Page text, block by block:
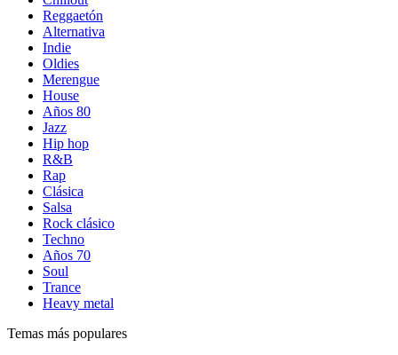
Reggaetón
Alternativa
Indie
Oldies
Merengue
House
Años 80
Jazz
Hip hop
R&B
Rap
Clásica
Salsa
Rock clásico
Techno
Años 70
Soul
Trance
Heavy metal
Temas más populares